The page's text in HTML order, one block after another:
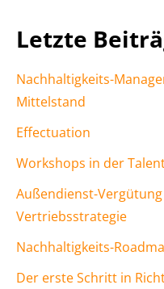
Letzte
Nachhaltigkeits-
Mittelstand
Effectuation
Workshops in der
Außendienst-
Vertriebsstrategie
Nachhaltigkeits-
Der erste Schritt in